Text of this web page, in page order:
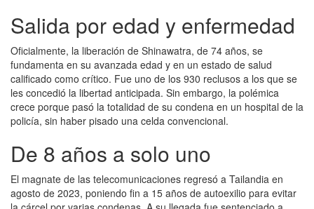
Salida por edad y enfermedad
Oficialmente, la liberación de Shinawatra, de 74 años, se
fundamenta en su avanzada edad y en un estado de salud
calificado como crítico. Fue uno de los 930 reclusos a los que se
les concedió la libertad anticipada. Sin embargo, la polémica
crece porque pasó la totalidad de su condena en un hospital de la
policía, sin haber pisado una celda convencional.
De 8 años a solo uno
El magnate de las telecomunicaciones regresó a Tailandia en
agosto de 2023, poniendo fin a 15 años de autoexilio para evitar